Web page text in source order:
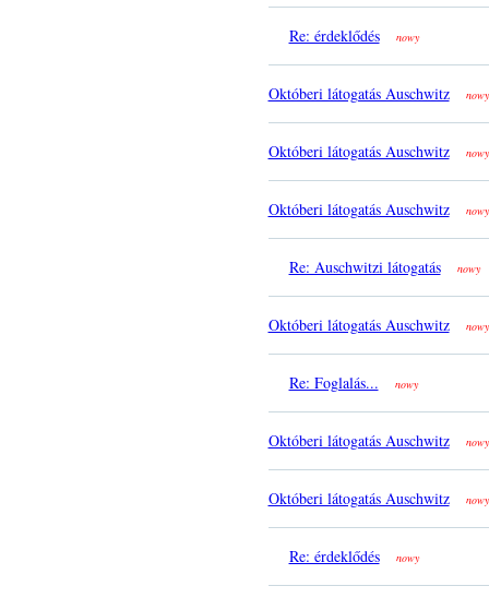
Re: érdeklődés nowy
Októberi látogatás Auschwitz nowy
Októberi látogatás Auschwitz nowy
Októberi látogatás Auschwitz nowy
Re: Auschwitzi látogatás nowy
Októberi látogatás Auschwitz nowy
Re: Foglalás... nowy
Októberi látogatás Auschwitz nowy
Októberi látogatás Auschwitz nowy
Re: érdeklődés nowy